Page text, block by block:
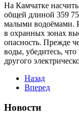
На Камчатке
общей длиной 359
малыми водоёмами.
в охранных зонах
опасность. Прежде
воды, убедитесь,
другого
Назад
Вперед
Новости